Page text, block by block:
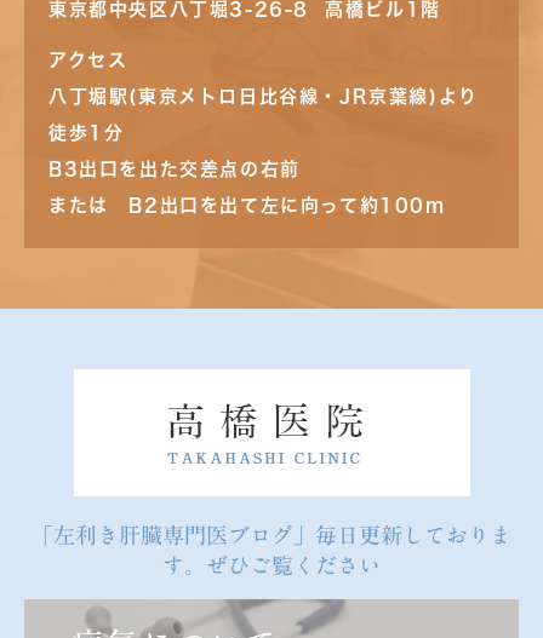
東京都中央区八丁堀3-26-8 高橋ビル1階
アクセス
八丁堀駅(東京メトロ日比谷線・JR京葉線)より
徒歩1分
B3出口を出た交差点の右前
または B2出口を出て左に向って約100m
「左利き肝臓専門医ブログ」毎日更新しておりま
す。ぜひご覧ください